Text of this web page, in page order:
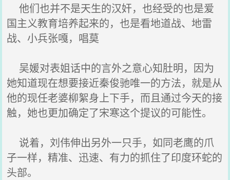
他们也并不是天生的汉奸，也经受的也是爱
国主义教育培养起来的，也是看地道战、地雷
战、小兵张嘎，唱莫
吴媛对表姐话中的言外之意心知肚明，因为
她知道现在想要接近秦俊驰唯一的方法，就是从
他的现任老婆柳絮身上下手，而且通过今天的接
触，她也更加确定了宋寒这个提议的可能性。
说着，刘伟伸出另外一只手，如同老鹰的爪
子一样，精准、迅速、有力的抓住了印度环蛇的
头部。